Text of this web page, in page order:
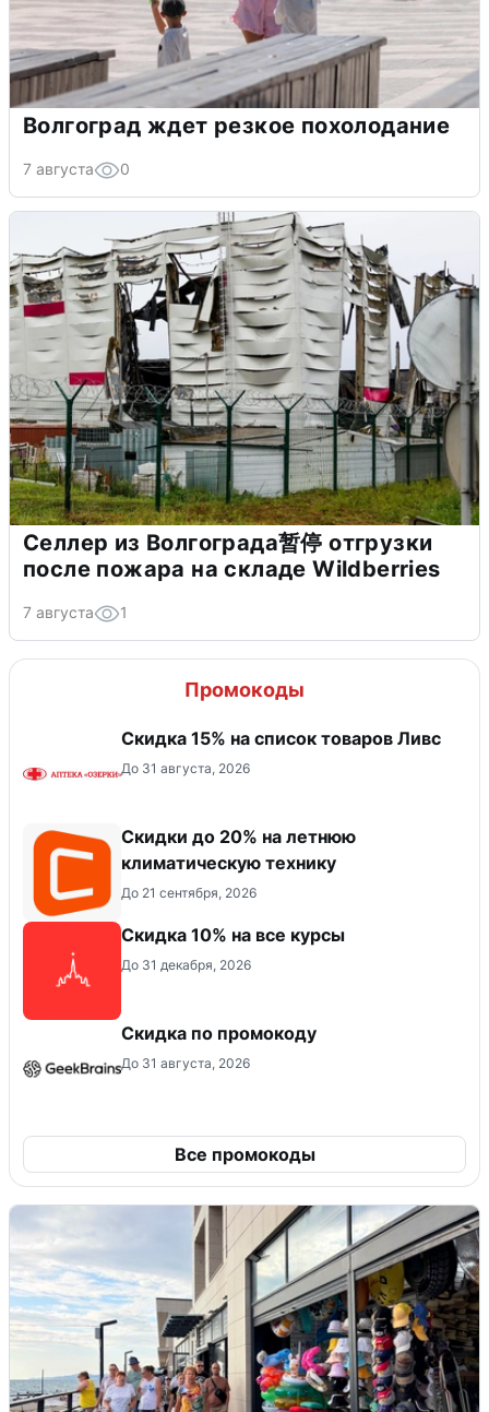
Волгоград ждет резкое похолодание
7 августа 0
Селлер из Волгограда暂停 отгрузки
после пожара на складе Wildberries
7 августа 1
Промокоды
Скидка 15% на список товаров Ливс
До 31 августа, 2026
Скидки до 20% на летнюю
климатическую технику
До 21 сентября, 2026
Скидка 10% на все курсы
До 31 декабря, 2026
Скидка по промокоду
До 31 августа, 2026
Все промокоды